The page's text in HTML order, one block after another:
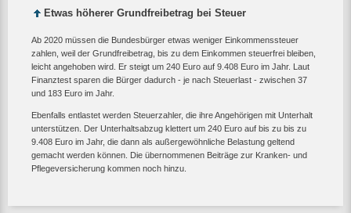
Etwas höherer Grundfreibetrag bei Steuer
Ab 2020 müssen die Bundesbürger etwas weniger Einkommenssteuer
zahlen, weil der Grundfreibetrag, bis zu dem Einkommen steuerfrei bleiben,
leicht angehoben wird. Er steigt um 240 Euro auf 9.408 Euro im Jahr. Laut
Finanztest sparen die Bürger dadurch - je nach Steuerlast - zwischen 37
und 183 Euro im Jahr.
Ebenfalls entlastet werden Steuerzahler, die ihre Angehörigen mit Unterhalt
unterstützen. Der Unterhaltsabzug klettert um 240 Euro auf bis zu bis zu
9.408 Euro im Jahr, die dann als außergewöhnliche Belastung geltend
gemacht werden können. Die übernommenen Beiträge zur Kranken- und
Pflegeversicherung kommen noch hinzu.